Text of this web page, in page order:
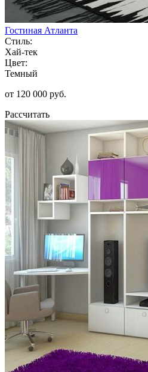
Гостиная Атланта
Стиль:
Хай-тек
Цвет:
Темный
от 120 000 руб.
Рассчитать